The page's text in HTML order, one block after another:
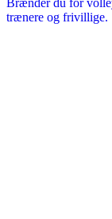
Brænder du for
trænere og frivillige.